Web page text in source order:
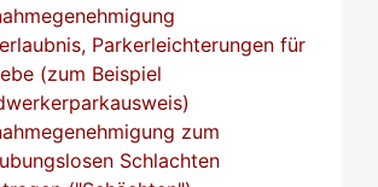
Parkerleichterungen für
(zum Beispiel
zum
Schlachten